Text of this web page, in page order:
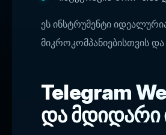
ეს ინსტრუმენტი
მიკროკომპანიებისთვის
Telegram
და მდიდარი